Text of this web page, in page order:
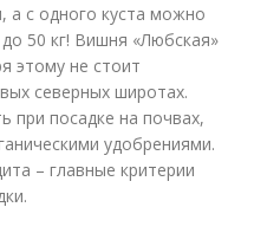
а с одного куста можно
50 кг! Вишня «Любская»
этому не стоит
северных широтах.
посадке на почвах,
удобрениями.
– главные критерии